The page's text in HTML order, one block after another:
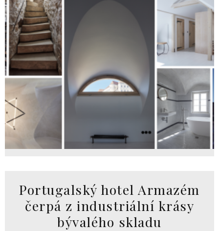
Portugalský hotel Armazém
čerpá z industriální krásy
bývalého skladu